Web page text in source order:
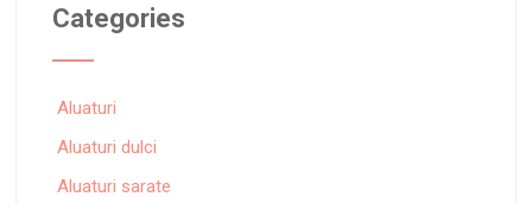
Categories
Aluaturi
Aluaturi dulci
Aluaturi sarate